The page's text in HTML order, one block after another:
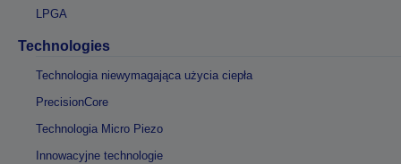
LPGA
Technologies
Technologia niewymagająca użycia ciepła
PrecisionCore
Technologia Micro Piezo
Innowacyjne technologie